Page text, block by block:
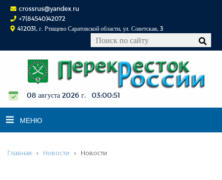
crossrus@yandex.ru
+7(84540)42072
412031, г. Ртищево Саратовской области, ул. Советская, 3
08 августа 2026 г. 03:00:51
МЕНЮ
НОВОСТИ
Главная Новости Новости